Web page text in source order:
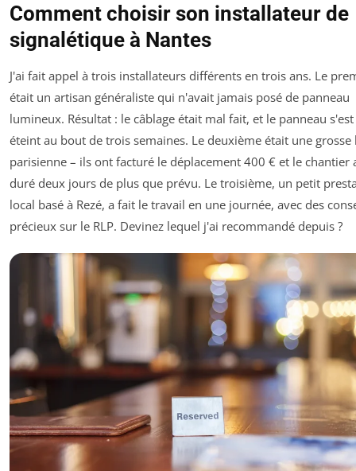
Comment choisir son installateur de
signalétique à Nantes
J'ai fait appel à trois installateurs différents en trois ans. Le
était un artisan généraliste qui n'avait jamais posé de panneau
lumineux. Résultat : le câblage était mal fait, et le panneau s'est
éteint au bout de trois semaines. Le deuxième était une grosse
parisienne – ils ont facturé le déplacement 400 € et le chantier
duré deux jours de plus que prévu. Le troisième, un petit
local basé à Rezé, a fait le travail en une journée, avec des
précieux sur le RLP. Devinez lequel j'ai recommandé depuis ?